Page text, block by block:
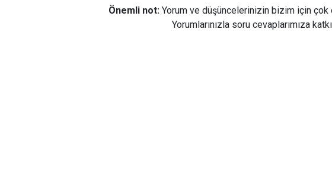
Önemli not: Yorum ve düşüncelerinizin bizim için
Yorumlarınızla soru cevaplarımıza